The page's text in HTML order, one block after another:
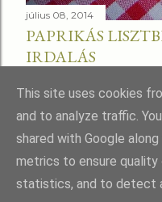
július 08, 2014
PAPRIKÁS
IRDALÁS
This site uses cookies
and to analyze traffic.
shared with Google
metrics to ensure quality
statistics, and to detect